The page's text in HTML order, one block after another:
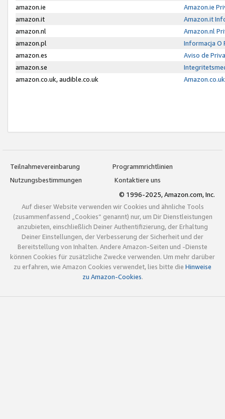
amazon.ie
Amazon.ie
amazon.it
Amazon.it
amazon.nl
Amazon.nl
amazon.pl
Informacja O
amazon.es
Aviso de
amazon.se
amazon.co.uk, audible.co.uk
Teilnahmevereinbarung
Programmrichtlinien
Nutzungsbestimmungen
Kontaktiere uns
© 1996-2025, Amazon.com, Inc.
Auf dieser Website verwenden wir Cookies und ähnliche Tools
(zusammenfassend „Cookies“ genannt) nur, um Dir Dienstleistungen
anzubieten, einschließlich Deiner Authentifizierung, der Erhaltung
Deiner Einstellungen, der Verbesserung der Sicherheit und der
Bereitstellung von Inhalten. Andere Amazon-Seiten und -Dienste
können Cookies für zusätzliche Zwecke verwenden. Um mehr darüber
zu erfahren, wie Amazon Cookies verwendet, lies bitte die Hinweise
zu Amazon-Cookies.